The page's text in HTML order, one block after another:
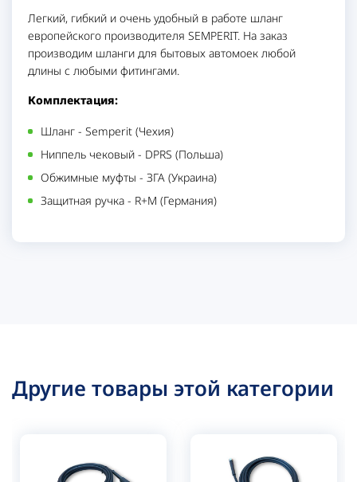
Легкий, гибкий и очень удобный в работе шланг
европейского производителя SEMPERIT. На заказ
производим шланги для бытовых автомоек любой
длины с любыми фитингами.
Комплектация:
Шланг - Semperit (Чехия)
Ниппель чековый - DPRS (Польша)
Обжимные муфты - ЗГА (Украина)
Защитная ручка - R+M (Германия)
Другие товары этой категории